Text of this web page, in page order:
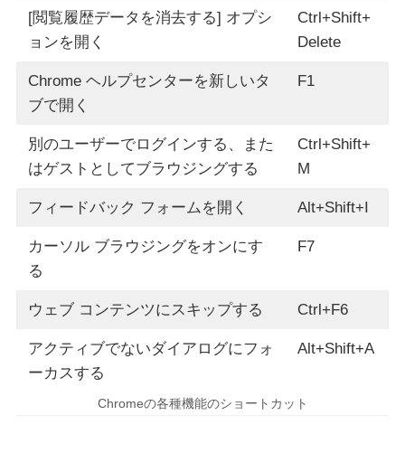
[閲覧履歴データを消去する] オプシ
ョンを開く
Ctrl+Shift+
Delete
Chrome ヘルプセンターを新しいタ
ブで開く
F1
別のユーザーでログインする、また
はゲストとしてブラウジングする
Ctrl+Shift+
M
フィードバック フォームを開く Alt+Shift+I
カーソル ブラウジングをオンにす
る
F7
ウェブ コンテンツにスキップする Ctrl+F6
アクティブでないダイアログにフォ
ーカスする
Alt+Shift+A
Chromeの各種機能のショートカット